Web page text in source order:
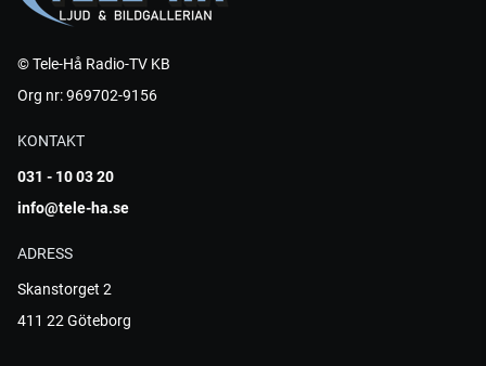
© Tele-Hå Radio-TV KB
Org nr: 969702-9156
KONTAKT
031 - 10 03 20
info@tele-ha.se
ADRESS
Skanstorget 2
411 22 Göteborg